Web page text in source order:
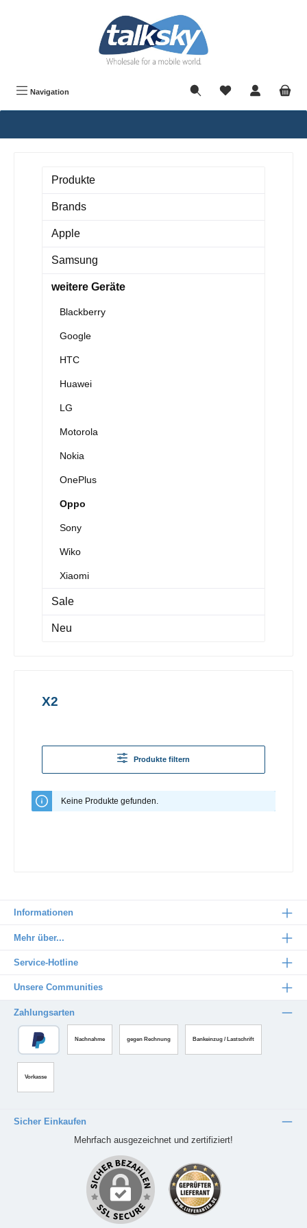
Navigation
Produkte
Brands
Apple
Samsung
weitere Geräte
Blackberry
Google
HTC
Huawei
LG
Motorola
Nokia
OnePlus
Oppo
Sony
Wiko
Xiaomi
Sale
Neu
X2
Produkte filtern
Keine Produkte gefunden.
Informationen
Mehr über...
Service-Hotline
Unsere Communities
Zahlungsarten
Nachnahme gegen Rechnung Bankeinzug / Lastschrift
Vorkasse
Sicher Einkaufen
Mehrfach ausgezeichnet und zertifiziert!